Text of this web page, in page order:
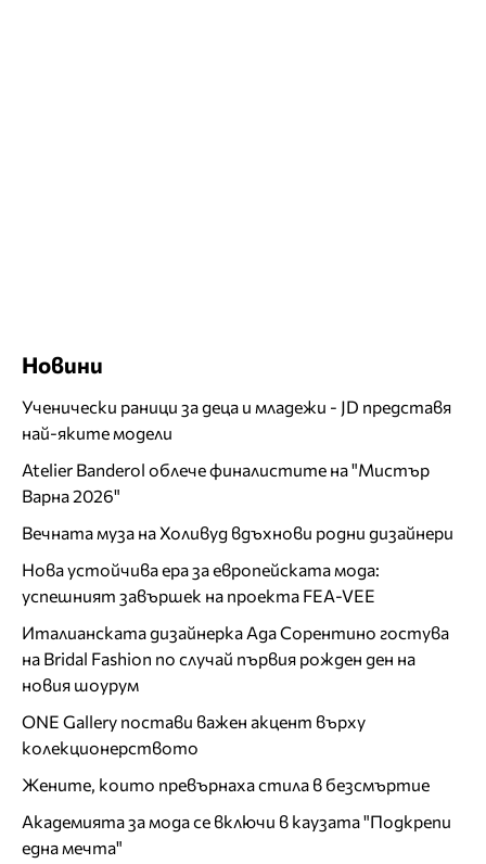
Новини
Ученически раници за деца и младежи - JD представя
най-яките модели
Atelier Banderol облече финалистите на "Мистър
Варна 2026"
Вечната муза на Холивуд вдъхнови родни дизайнери
Нова устойчива ера за европейската мода:
успешният завършек на проекта FEA-VEE
Италианската дизайнерка Ада Сорентино гостува
на Bridal Fashion по случай първия рожден ден на
новия шоурум
ONE Gallery постави важен акцент върху
колекционерството
Жените, които превърнаха стила в безсмъртие
Академията за мода се включи в каузата "Подкрепи
една мечта"